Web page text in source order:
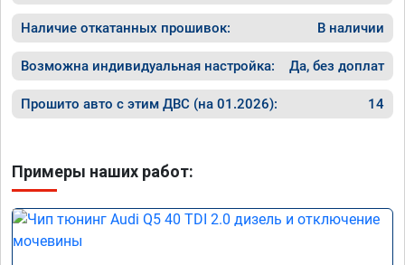
Наличие откатанных прошивок: В наличии
Возможна индивидуальная настройка: Да, без доплат
Прошито авто с этим ДВС (на 01.2026): 14
Примеры наших работ: